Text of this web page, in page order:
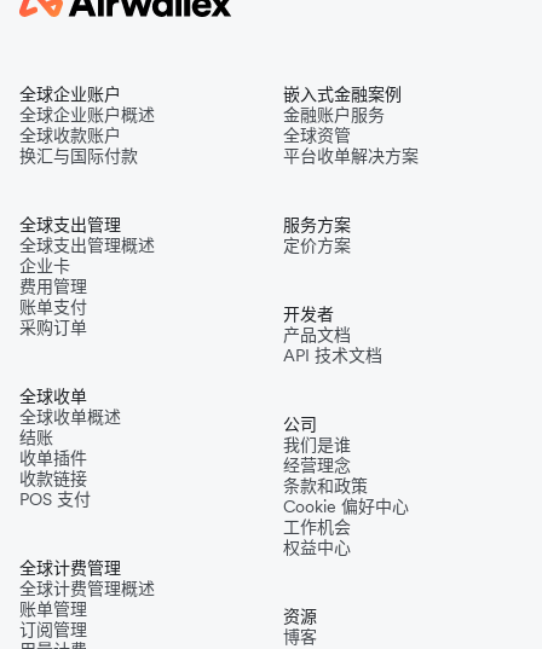
全球企业账户
全球企业账户概述
全球收款账户
换汇与国际付款
全球支出管理
全球支出管理概述
企业卡
费用管理
账单支付
采购订单
全球收单
全球收单概述
结账
收单插件
收款链接
POS 支付
全球计费管理
全球计费管理概述
账单管理
订阅管理
嵌入式金融案例
金融账户服务
全球资管
平台收单解决方案
服务方案
定价方案
开发者
产品文档
API 技术文档
公司
我们是谁
经营理念
条款和政策
Cookie 偏好中心
工作机会
权益中心
资源
博客